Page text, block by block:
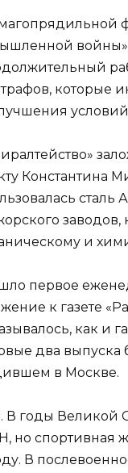
которые
Константина
сталь
заводов,
и
первое
к газете
как и
два
в Москве.
В годы Великой
спортивная
В